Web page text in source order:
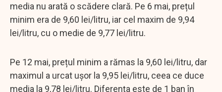
media nu arată o scădere clară. Pe 6 mai, prețul
minim era de 9,60 lei/litru, iar cel maxim de 9,94
lei/litru, cu o medie de 9,77 lei/litru.
Pe 12 mai, prețul minim a rămas la 9,60 lei/litru, dar
maximul a urcat ușor la 9,95 lei/litru, ceea ce duce
media la 9,78 lei/litru. Diferența este de 1 ban în